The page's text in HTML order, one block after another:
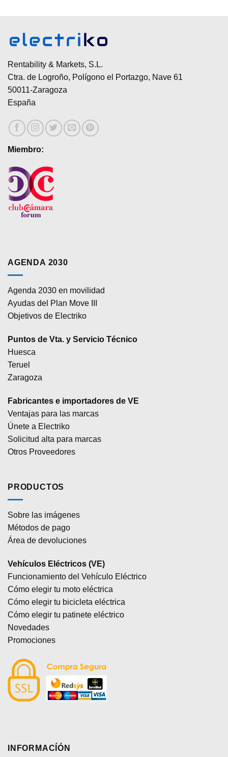
Rentability & Markets, S.L.
Ctra. de Logroño, Polígono el Portazgo, Nave 61
50011-Zaragoza
España
Miembro:
AGENDA 2030
Agenda 2030 en movilidad
Ayudas del Plan Move III
Objetivos de Electriko
Puntos de Vta. y Servicio Técnico
Huesca
Teruel
Zaragoza
Fabricantes e importadores de VE
Ventajas para las marcas
Únete a Electriko
Solicitud alta para marcas
Otros Proveedores
PRODUCTOS
Sobre las imágenes
Métodos de pago
Área de devoluciones
Vehículos Eléctricos (VE)
Funcionamiento del Vehículo Eléctrico
Cómo elegir tu moto eléctrica
Cómo elegir tu bicicleta eléctrica
Cómo elegir tu patinete eléctrico
Novedades
Promociones
INFORMACÍÓN